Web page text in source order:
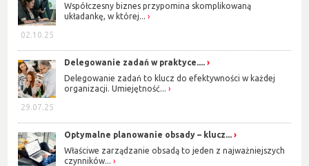
02.10.25
Współczesny biznes przypomina skomplikowaną
układankę, w której...
29.07.25
Delegowanie zadań w praktyce....
Delegowanie zadań to klucz do efektywności w każdej
organizacji. Umiejętność...
Optymalne planowanie obsady – klucz...
Właściwe zarządzanie obsadą to jeden z najważniejszych
czynników...